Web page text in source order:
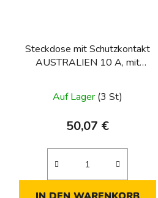
Steckdose mit Schutzkontakt
AUSTRALIEN 10 A, mit
IntegroModul-Einsä
Auf Lager (3 St)
50,07 €